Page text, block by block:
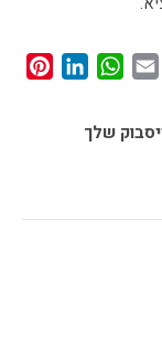
Facebook
Email
שלך